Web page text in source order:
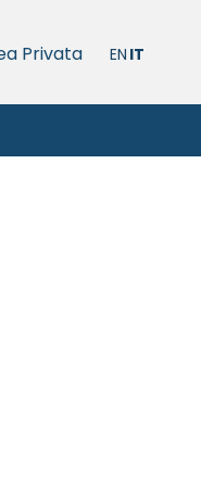
EN IT
Privata